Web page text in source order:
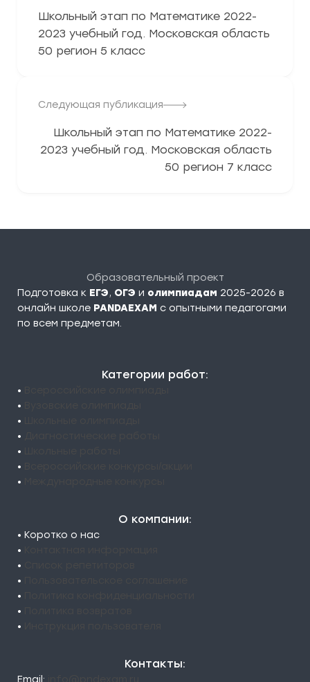
Школьный этап по Математике 2022-
2023 учебный год. Московская область
50 регион 5 класс
Следующая публикация
Школьный этап по Математике 2022-
2023 учебный год. Московская область
50 регион 7 класс
Образовательный проект
Подготовка к ЕГЭ, ОГЭ и олимпиадам 2025-2026 в
онлайн школе PANDAEXAM c опытными педагогами
по всем предметам.
Категории работ:
•
•
•
•
•
•
•
О компании:
• Коротко о нас
•
•
•
•
•
•
Контакты:
Email: